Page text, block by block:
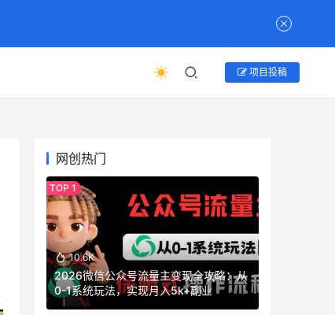
项目投稿
网创热门
10.6K
2026微信公众号流量主变现全攻略：从
0-1系统玩法，实现月入5k+副业